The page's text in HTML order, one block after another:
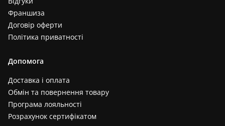
Франшиза
Договір оферти
Політика приватності
Допомога
Доставка і оплата
Обмін та повернення товару
Програма лояльності
Розрахунок сертифікатом